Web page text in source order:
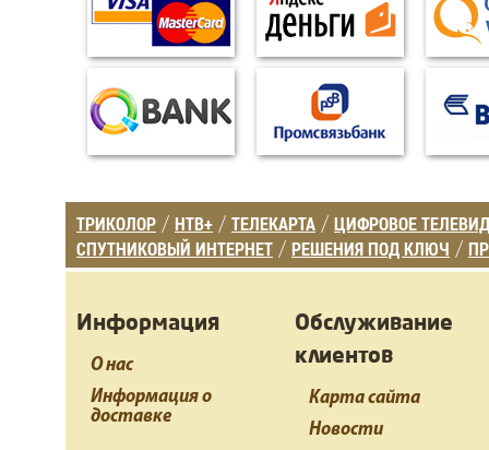
ТРИКОЛОР / НТВ+ / ТЕЛЕКАРТА / ЦИФРОВОЕ
СПУТНИКОВЫЙ ИНТЕРНЕТ / РЕШЕНИЯ ПОД КЛЮЧ /
Информация
О нас
Информация о
доставке
Обслуживание
клиентов
Карта сайта
Новости